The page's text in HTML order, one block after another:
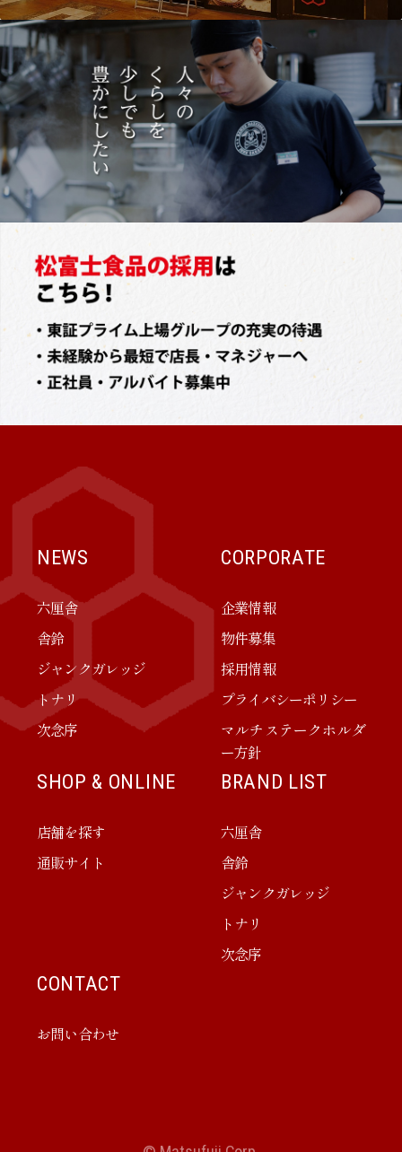
NEWS
六厘舎
舎鈴
ジャンクガレッジ
トナリ
次念序
CORPORATE
企業情報
物件募集
採用情報
プライバシーポリシー
マルチステークホルダ
ー方針
SHOP & ONLINE
店舗を探す
通販サイト
BRAND LIST
六厘舎
舎鈴
ジャンクガレッジ
トナリ
次念序
CONTACT
お問い合わせ